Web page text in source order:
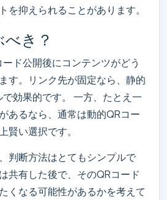
を抑えられることがあります。
き？
ド公開後にコンテンツがどう
す。リンク先が固定なら、静的
効果的です。 一方、たとえ一
あるなら、通常は動的QRコー
賢い選択です。
判断方法はとてもシンプルで
共有した後で、そのQRコード
くなる可能性があるかを考えて